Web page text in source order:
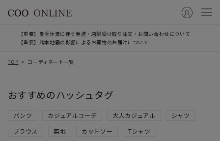
【重要】夏季休業に伴う発送・店舗受け取り注文・お問い合わせについて
【重要】熊本地震の影響によるお荷物のお届けについて
TOP コーディネート一覧
おすすめのハッシュタグ
パンツ カジュアルコーデ 大人カジュアル
シャツ
ブラウス
無地 カットソー
Tシャツ